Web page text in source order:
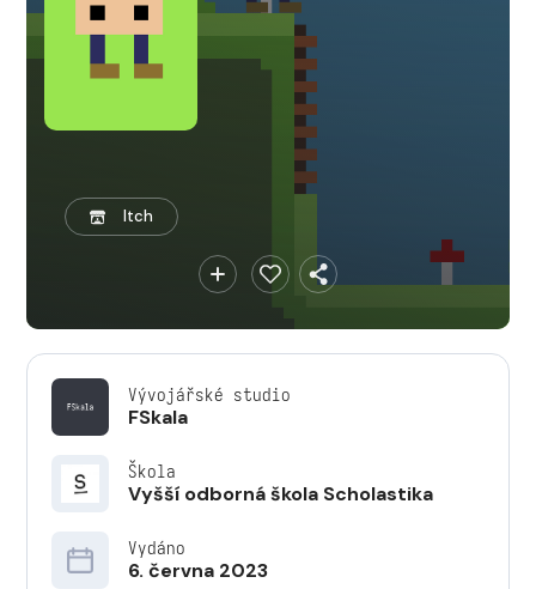
Itch
Vývojářské studio
FSkala
Škola
Vyšší odborná škola Scholastika
Vydáno
6. června 2023